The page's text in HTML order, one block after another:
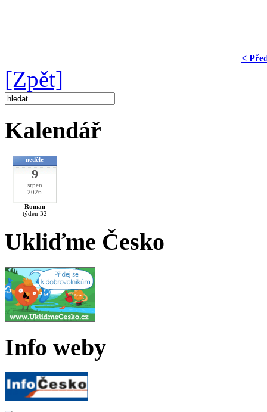
<
[Zpět]
Kalendář
neděle
9
srpen
2026
Roman
týden 32
Ukliďme Česko
Info weby